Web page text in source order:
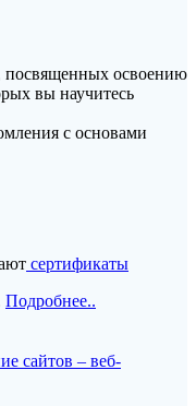
посвященных освоению
вы научитесь
с основами
сертификаты
Подробнее..
сайтов – веб-